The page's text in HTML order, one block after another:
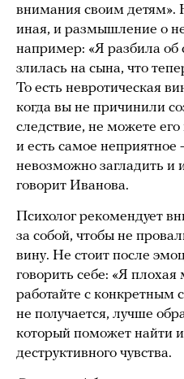
внимания своим детям».
иная, и размышление о
например: «Я разбила об
злилась на сына, что
То есть невротическая
когда вы не причинили
следствие, не можете
и есть самое
невозможно загладить и
говорит Иванова.
Психолог рекомендует
за собой, чтобы не
вину. Не стоит после
говорить себе: «Я
работайте с конкретным
не получается, лучше
который поможет найти
деструктивного чувства.